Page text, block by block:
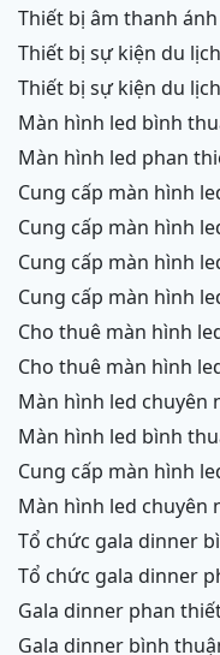
thuận,ninh thuận
thiết bị âm thanh ánh sáng sự kiện du lịch phan
thiết,phang
thiết bị sự kiện du
thiết bị sự kiện du lịch phan thiết,phan thiết,phang
rang,ninh chữ,vĩnh
màn hình led bình
màn hình led phan
cung cấp màn hình
cung cấp màn hình
cung cấp màn hình
cung cấp màn hình
cho thuê màn hình
cho thuê màn hình
màn hình led
màn hình led bình
cung cấp màn hình led chuyên nghiệp phan thiết bình
thuận
màn hình led
tổ chức gala dinner bình thuận,ninh thuận,ninh
chữ,vĩnh hy,cam ranh
tổ chức gala dinner phan thiết,phang rang,ninh
chữ,vĩnh hy,cam ranh
gala dinner phan
gala dinner bình